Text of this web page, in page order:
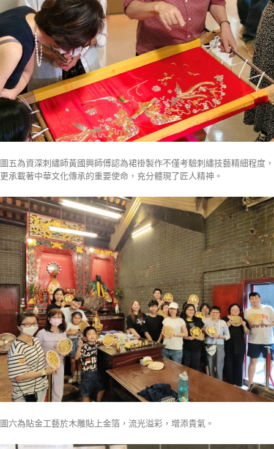
圖五為資深刺繡師黃國興師傅認為裙褂製作不僅考驗刺繡技藝精細程度，
更承載著中華文化傳承的重要使命，充分體現了匠人精神。
圖六為貼金工藝於木雕貼上金箔，流光溢彩，增添貴氣。